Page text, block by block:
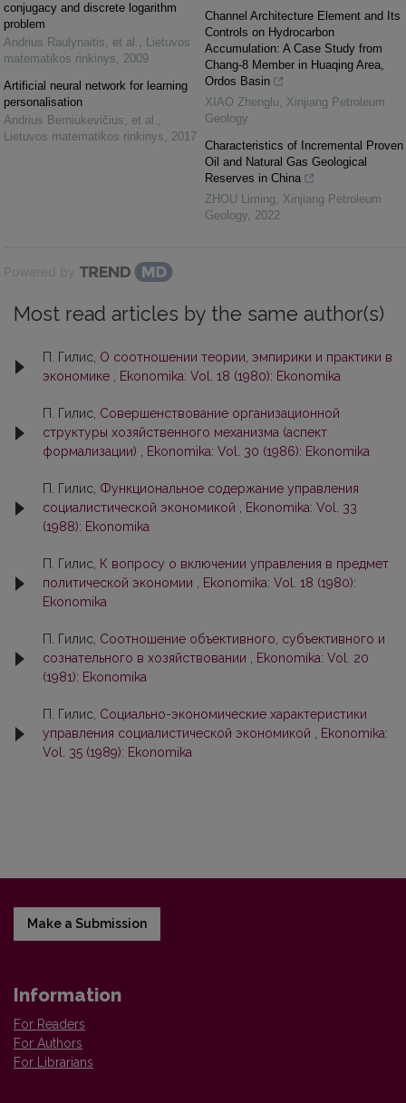
conjugacy and discrete logarithm
problem
Andrius Raulynaitis, et al. , Lietuvos
matematikos rinkinys, 2009
Artificial neural network for learning
personalisation
Andrius Berniukevičius, et al. ,
Lietuvos matematikos rinkinys, 2017
Channel Architecture Element and Its
Controls on Hydrocarbon
Accumulation: A Case Study from
Chang-8 Member in Huaqing Area,
Ordos Basin
XIAO Zhenglu, Xinjiang Petroleum
Geology
Characteristics of Incremental Proven
Oil and Natural Gas Geological
Reserves in China
ZHOU Liming, Xinjiang Petroleum
Geology, 2022
Powered by
Most read articles by the same author(s)
П. Гилис, О соотношении теории, эмпирики и практики в
экономике
Ekonomika: Vol. 18 (1980): Ekonomika
П. Гилис, Совершенствование организационной
структуры хозяйственного механизма (аспект
формализации)
Ekonomika: Vol. 30 (1986): Ekonomika
П. Гилис, Функциональное содержание управления
социалистической экономикой
Ekonomika: Vol. 33
(1988): Ekonomika
П. Гилис, К вопросу о включении управления в предмет
политической экономии
Ekonomika: Vol. 18 (1980):
Ekonomika
П. Гилис, Соотношение объективного, субъективного и
сознательного в хозяйствовании
Ekonomika: Vol. 20
(1981): Ekonomika
П. Гилис, Социально-экономические характеристики
управления социалистической экономикой
Ekonomika:
Vol. 35 (1989): Ekonomika
Make a Submission
Information
For Readers
For Authors
For Librarians